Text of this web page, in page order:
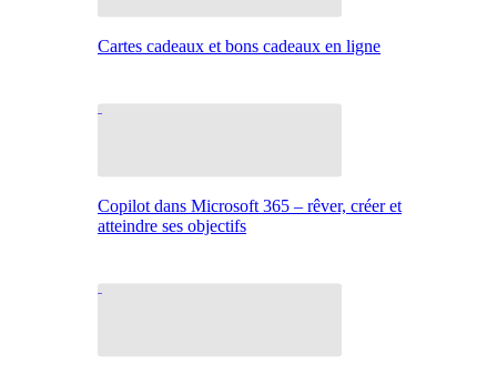
Cartes cadeaux et bons cadeaux en ligne
Copilot dans Microsoft 365 – rêver, créer et
atteindre ses objectifs